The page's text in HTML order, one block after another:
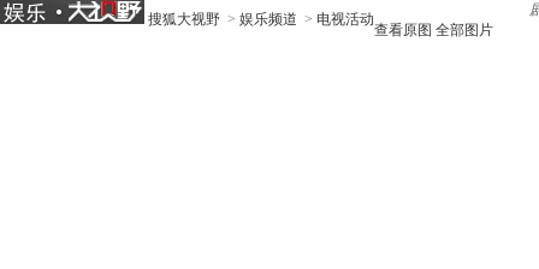
搜狐大视野 > 娱乐频道 > 电视活动
查看原图 全部图片